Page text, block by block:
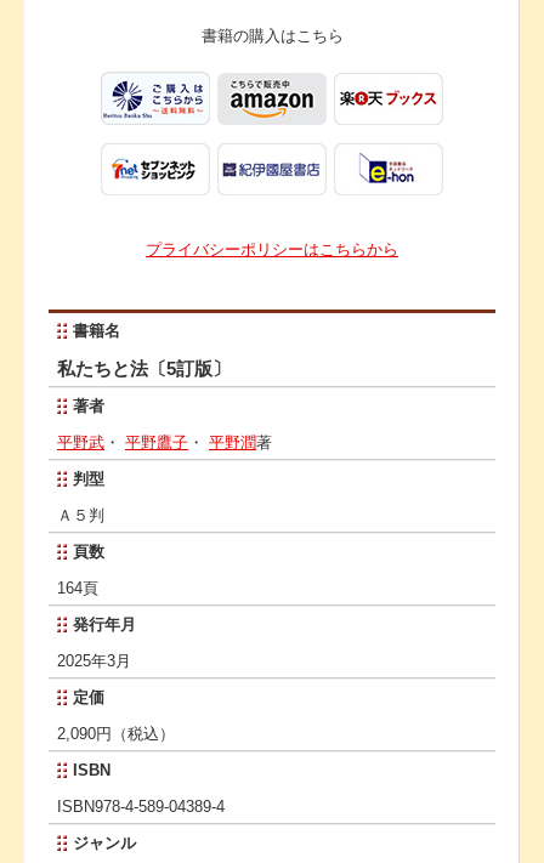
書籍の購入はこちら
プライバシーポリシーはこちらから
書籍名
私たちと法〔5訂版〕
著者
平野武 ・ 平野鷹子 ・ 平野潤著
判型
Ａ５判
頁数
164頁
発行年月
2025年3月
定価
2,090円（税込）
ISBN
ISBN978-4-589-04389-4
ジャンル